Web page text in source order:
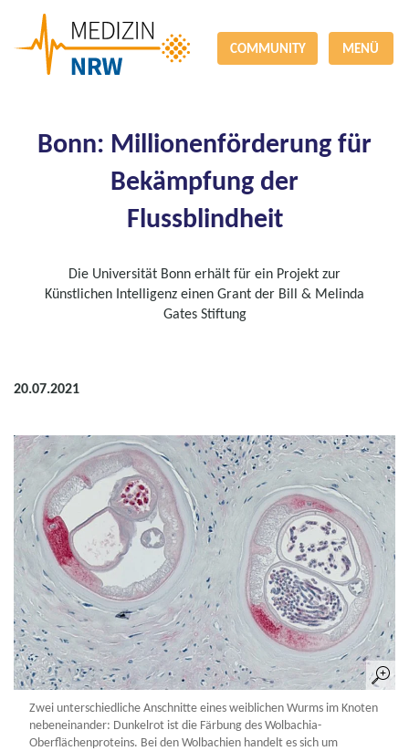
COMMUNITY MENÜ
Bonn: Millionenförderung für
Bekämpfung der
Flussblindheit
Die Universität Bonn erhält für ein Projekt zur
Künstlichen Intelligenz einen Grant der Bill & Melinda
Gates Stiftung
20.07.2021
Zwei unterschiedliche Anschnitte eines weiblichen Wurms im Knoten
nebeneinander: Dunkelrot ist die Färbung des Wolbachia-
Oberflächenproteins. Bei den Wolbachien handelt es sich um